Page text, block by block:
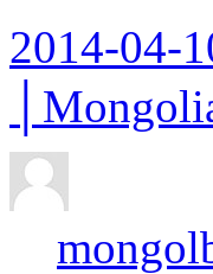
2014-04-